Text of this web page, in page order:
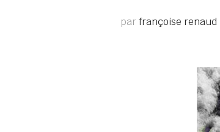
parfrançoise renaud